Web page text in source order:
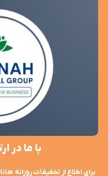
با ما در
برای اطلاع از تخفیفات روزانه